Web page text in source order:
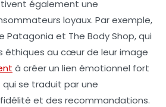
également une
loyaux. Par exemple,
Patagonia et The Body Shop, qui
éthiques au cœur de leur image
à créer un lien émotionnel fort
se traduit par une
fidélité et des recommandations.